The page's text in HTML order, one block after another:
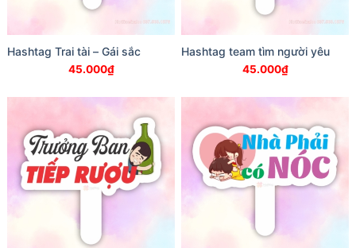
Hashtag Trai tài – Gái sắc
45.000₫
Hashtag team tìm người yêu
45.000₫